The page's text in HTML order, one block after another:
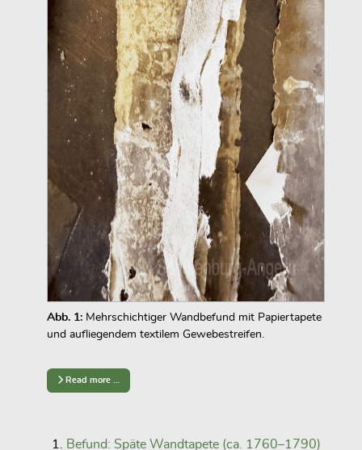
Abb. 1: Mehrschichtiger Wandbefund mit Papiertapete
und aufliegendem textilem Gewebestreifen.
Read more …
Befund: Späte Wandtapete (ca. 1760–1790)